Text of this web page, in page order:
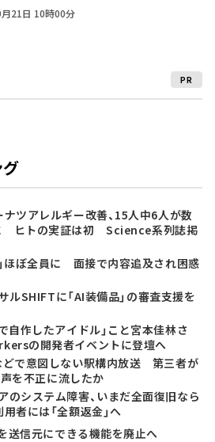
21日 10時00分
PR
ナツアレルギー改善、15人中6人が数
ヒトの実証は初 Science系列誌掲
ほぼ全員に 面接で内容追及され困惑
ルSHIFTに「AI装備品」の審査支援を
自作したアイドル」こと宮本佳林さ
の開発者イベントに登壇へ
どで意図しない駅構内放送 第三者が
を不正に流したか
のシステム障害、いまだ全面復旧なら
者には「全額返金」へ
送信元にできる機能を廃止へ